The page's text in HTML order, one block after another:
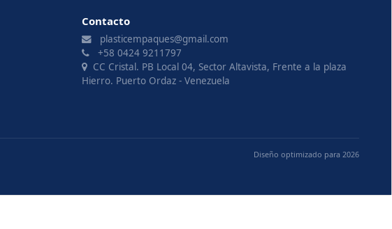
Contacto
plasticempaques@gmail.com
+58 0424 9211797
CC Cristal. PB Local 04, Sector Altavista, Frente a la plaza
Hierro. Puerto Ordaz - Venezuela
Diseño optimizado para 2026